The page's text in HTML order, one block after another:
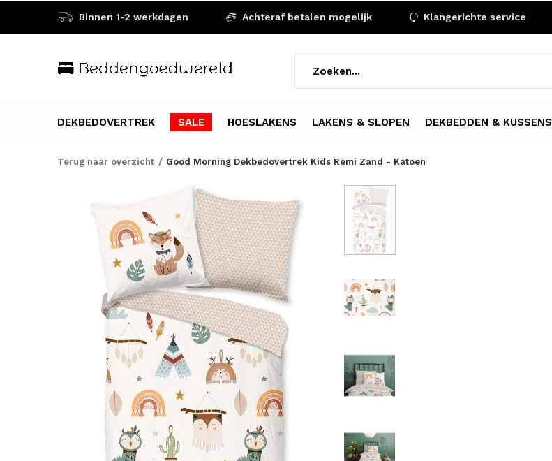
DEKBEDOVERTREK SALE HOESLAKENS LAKENS & SLOPEN DEKBEDDEN & KUSSENS
Binnen 1-2 werkdagen Achteraf betalen mogelijk Klangerichte service
Terug naar overzicht Good Morning Dekbedovertrek Kids Remi Zand - Katoen